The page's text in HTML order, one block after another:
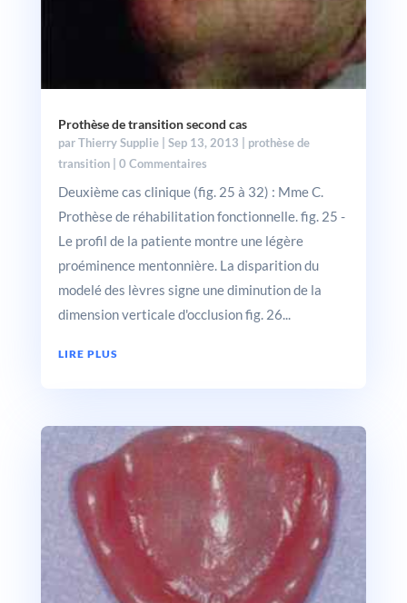
Prothèse de transition second cas
parThierry Supplie| Sep 13, 2013
prothèse de
transition| 0 Commentaires
Deuxième cas clinique (fig. 25 à 32) : Mme C.
Prothèse de réhabilitation fonctionnelle. fig. 25 -
Le profil de la patiente montre une légère
proéminence mentonnière. La disparition du
modelé des lèvres signe une diminution de la
dimension verticale d'occlusion fig. 26...
LIRE PLUS